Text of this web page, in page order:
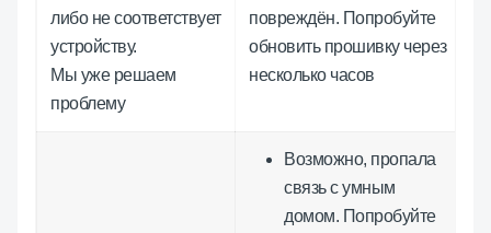
либо не соответствует
устройству.
Мы уже решаем
проблему
повреждён. Попробуйте
обновить прошивку через
несколько часов
Возможно, пропала
связь с умным
домом. Попробуйте